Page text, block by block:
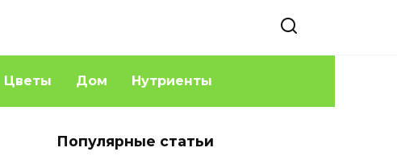
Цветы Дом Нутриенты
Популярные статьи